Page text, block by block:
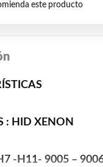
este producto
: HID XENON
-H11- 9005 –